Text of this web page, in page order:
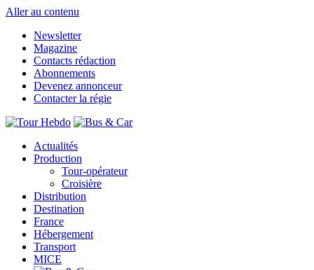
Aller au contenu
Newsletter
Magazine
Contacts rédaction
Abonnements
Devenez annonceur
Contacter la régie
Actualités
Production
Tour-opérateur
Croisière
Distribution
Destination
France
Hébergement
Transport
MICE